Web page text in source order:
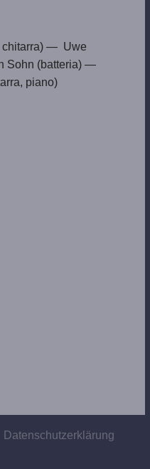
chitarra) — Uwe
Sohn (batteria) —
piano)
Datenschutzerklärung